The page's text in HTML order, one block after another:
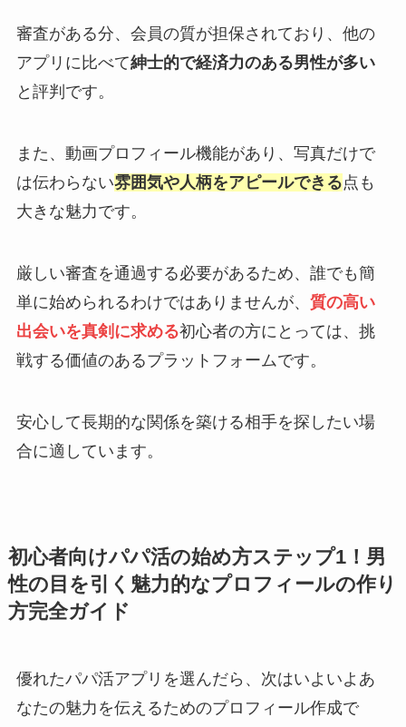
審査がある分、会員の質が担保されており、他の
アプリに比べて紳士的で経済力のある男性が多い
と評判です。
また、動画プロフィール機能があり、写真だけで
は伝わらない雰囲気や人柄をアピールできる点も
大きな魅力です。
厳しい審査を通過する必要があるため、誰でも簡
単に始められるわけではありませんが、 質の高い
出会いを真剣に求める初心者の方にとっては、挑
戦する価値のあるプラットフォームです。
安心して長期的な関係を築ける相手を探したい場
合に適しています。
初心者向けパパ活の始め方ステップ1！男
性の目を引く魅力的なプロフィールの作り
方完全ガイド
優れたパパ活アプリを選んだら、次はいよいよあ
なたの魅力を伝えるためのプロフィール作成で